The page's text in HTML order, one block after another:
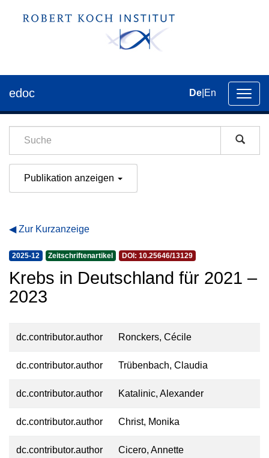
der
edoc De En
Publikation anzeigen
Zur Kurzanzeige
2025-12 Zeitschriftenartikel DOI: 10.25646/13129
Krebs in Deutschland für 2021 –
2023
dc.contributor.author Ronckers, Cécile
dc.contributor.author Trübenbach, Claudia
dc.contributor.author Katalinic, Alexander
dc.contributor.author Christ, Monika
dc.contributor.author Cicero, Annette